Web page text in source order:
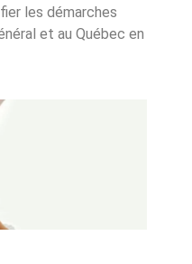
les démarches
et au Québec en